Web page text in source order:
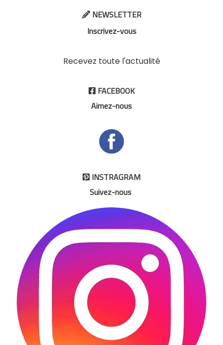
NEWSLETTER
Inscrivez-vous
Recevez toute l'actualité
FACEBOOK
Aimez-nous
 INSTRAGRAM
Suivez-nous